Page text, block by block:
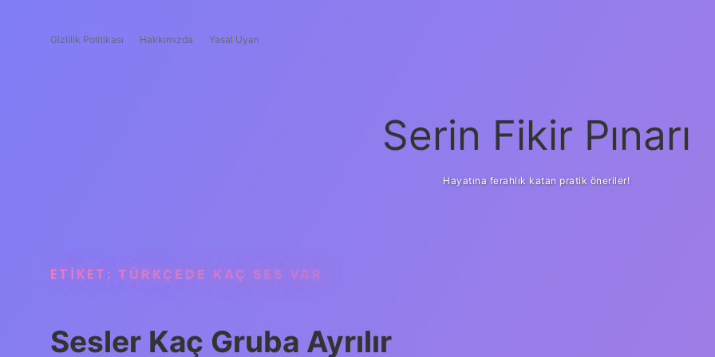
Gizlilik Politikası Hakkımızda Yasal Uyarı
Serin Fikir Pınarı
Hayatına ferahlık katan pratik öneriler!
ETIKET: TÜRKÇEDE KAÇ SES VAR
Sesler Kaç Gruba Ayrılır